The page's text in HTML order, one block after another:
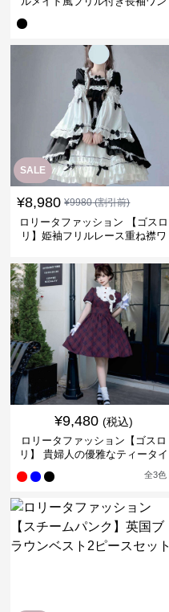
SALE
¥8,980 ¥9980(割引前)
ロリータファッション 【ゴスロ
リ】姫袖フリルレース重ね襟ワ
¥9,480 (税込)
ロリータファッション【ゴスロ
リ】 貴婦人の優雅なティータイ
全3色